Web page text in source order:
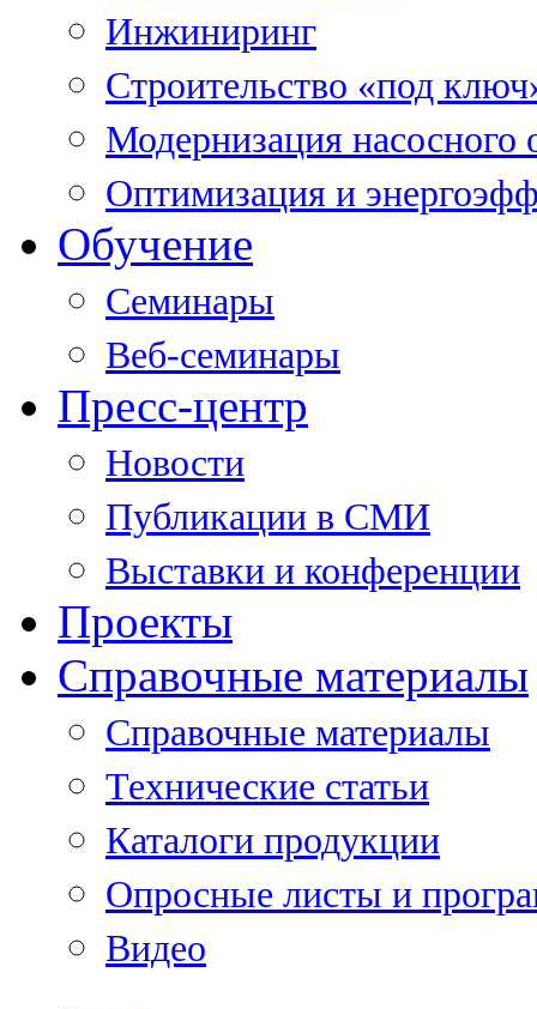
Инжиниринг
Строительство «под
Модернизация насосного
Оптимизация и
Обучение
Семинары
Веб-семинары
Пресс-центр
Новости
Публикации в СМИ
Выставки и конференции
Проекты
Справочные материалы
Справочные материалы
Технические статьи
Каталоги продукции
Опросные листы и
Видео